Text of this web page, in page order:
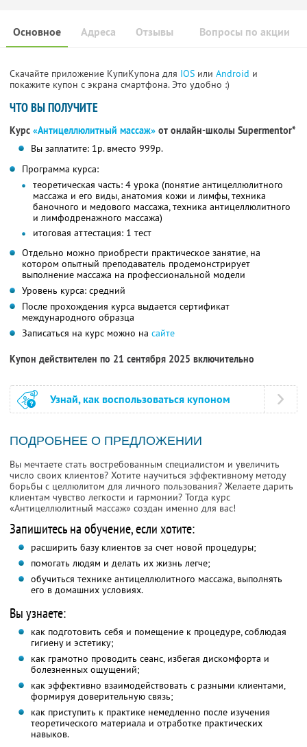
Основное Отзывы Вопросы по акции
Адреса
Скачайте приложение КупиКупона для IOS или Android и
покажите купон с экрана смартфона. Это удобно :)
ЧТО ВЫ ПОЛУЧИТЕ
Курс «Антицеллюлитный массаж» от онлайн-школы Supermentor*
Вы заплатите: 1р. вместо 999р.
Программа курса:
теоретическая часть: 4 урока (понятие антицеллюлитного
массажа и его виды, анатомия кожи и лимфы, техника
баночного и медового массажа, техника антицеллюлитного
и лимфодренажного массажа)
итоговая аттестация: 1 тест
Отдельно можно приобрести практическое занятие, на
котором опытный преподаватель продемонстрирует
выполнение массажа на профессиональной модели
Уровень курса: средний
После прохождения курса выдается сертификат
международного образца
Записаться на курс можно на сайте
Купон действителен по 21 сентября 2025 включительно
Узнай, как воспользоваться купоном
ПОДРОБНЕЕ О ПРЕДЛОЖЕНИИ
Вы мечтаете стать востребованным специалистом и увеличить
число своих клиентов? Хотите научиться эффективному методу
борьбы с целлюлитом для личного пользования? Желаете дарить
клиентам чувство легкости и гармонии? Тогда курс
«Антицеллюлитный массаж» создан именно для вас!
Запишитесь на обучение, если хотите:
расширить базу клиентов за счет новой процедуры;
помогать людям и делать их жизнь легче;
обучиться технике антицеллюлитного массажа, выполнять
его в домашних условиях.
Вы узнаете:
как подготовить себя и помещение к процедуре, соблюдая
гигиену и эстетику;
как грамотно проводить сеанс, избегая дискомфорта и
болезненных ощущений;
как эффективно взаимодействовать с разными клиентами,
формируя доверительную связь;
как приступить к практике немедленно после изучения
теоретического материала и отработке практических
навыков.